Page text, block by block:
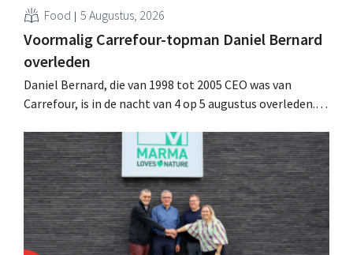
Food 5 Augustus, 2026
Voormalig Carrefour-topman Daniel Bernard
overleden
Daniel Bernard, die van 1998 tot 2005 CEO was van
Carrefour, is in de nacht van 4 op 5 augustus overleden.
retailer, realiseerde de fusie met Promodès en nam
toenmalig Belgisch marktleider GB over.